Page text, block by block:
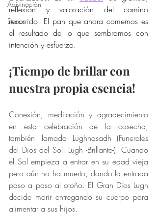
Adivinación
Dones
reflexión y valoración del camino
recorrido. El pan que ahora comemos es
el resultado de lo que sembramos con
intención y esfuerzo.
¡Tiempo de brillar con
nuestra propia esencia!
Conexión, meditación y agradecimiento
en esta celebración de la cosecha,
también llamada Lughnasadh (Funerales
del Dios del Sol: Lugh -Brillante-). Cuando
el Sol empieza a entrar en su edad vieja
pero aún no ha muerto, dando la entrada
paso a paso al otoño. El Gran Dios Lugh
decide morir entregando su cuerpo para
alimentar a sus hijos.